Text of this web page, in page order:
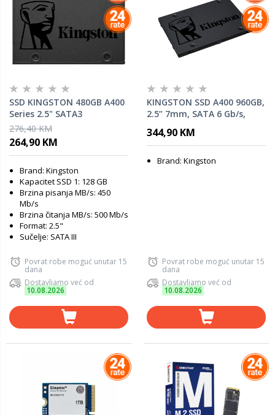
SSD KINGSTON 480GB A400
Series 2.5" SATA3
276,40 KM
264,90 KM
Brand: Kingston
Kapacitet SSD 1: 128 GB
Brzina pisanja MB/s: 450
Mb/s
Brzina čitanja MB/s: 500 Mb/s
Format: 2.5"
Sučelje: SATA III
Povrat robe moguć unutar 15
dana
Dostavljamo već od
10.08.2026
KINGSTON SSD A400 960GB,
2.5” 7mm, SATA 6 Gb/s,
344,90 KM
Brand: Kingston
Povrat robe moguć unutar 15
dana
Dostavljamo već od
10.08.2026